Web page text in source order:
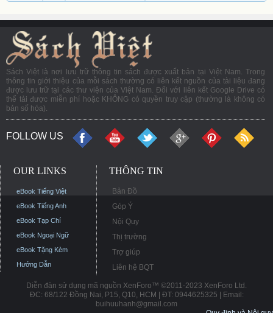
Sách Việt là nơi lưu trữ thông tin sách được xuất bản tại Việt Nam. Trong
thông tin giới thiệu của mỗi sách thường có liên kết nguồn của tài liệu đang
được lưu trữ tại các thư viện của Việt Nam. Đối với liên kết Google Drive có
thể tải được miễn phí hoặc KHÔNG có quyền truy cập (thường là không có
bản số hóa).
FOLLOW US
OUR LINKS
eBook Tiếng Việt
eBook Tiếng Anh
eBook Tạp Chí
eBook Ngoại Ngữ
eBook Tặng Kèm
Hướng Dẫn
THÔNG TIN
Bản Đồ
Góp Ý
Nội Quy
Thị trường
Trợ giúp
Liên hệ BQT
Diễn đàn sử dụng mã nguồn XenForo™ ©2011-2023 XenForo Ltd.
ĐC: 68/122 Đồng Nai, P15, Q10, HCM | ĐT: 0944625325 | Email:
buihuuhanh@gmail.com